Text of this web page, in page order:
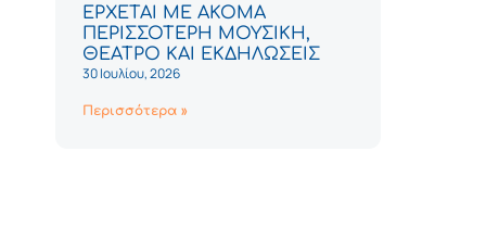
ΕΡΧΕΤΑΙ ΜΕ ΑΚΟΜΑ
ΠΕΡΙΣΣΟΤΕΡΗ ΜΟΥΣΙΚΗ,
ΘΕΑΤΡΟ ΚΑΙ ΕΚΔΗΛΩΣΕΙΣ
30 Ιουλίου, 2026
Περισσότερα »